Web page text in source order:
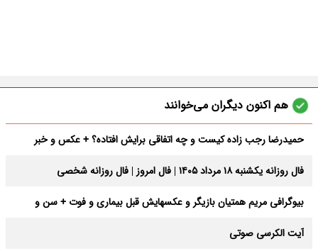
هم اکنون دیگران می‌خوانند
حمیدرضا رجب‌ زاده کیست و چه اتفاقی برایش افتاده؟ + عکس و خبر
فال روزانه یکشنبه ۱۸ مرداد ۱۴۰۵ | فال امروز | فال روزانه شخصی
بیوگرافی مریم همتیان بازیگر و عکسهایش قبل بیماری و فوت + سن و
آیت الکرسی صوتی